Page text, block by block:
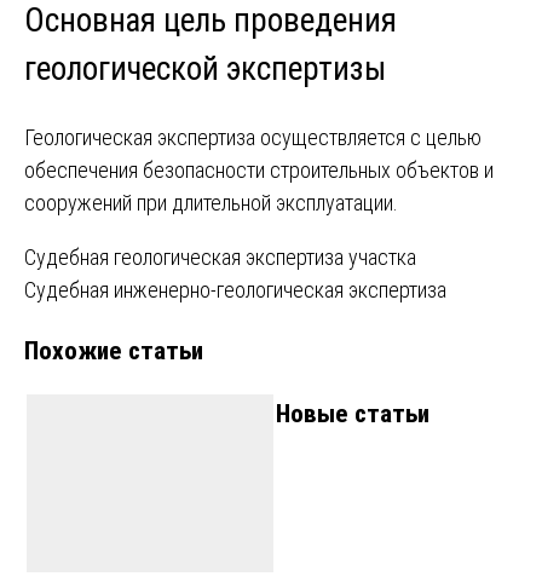
Основная цель проведения
геологической экспертизы
Геологическая экспертиза осуществляется с целью
обеспечения безопасности строительных объектов и
сооружений при длительной эксплуатации.
Навигация
по
записям
Судебная геологическая экспертиза участка
Судебная инженерно-геологическая экспертиза
Похожие статьи
Новые статьи